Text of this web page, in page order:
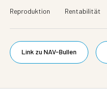
Reproduktion Rentabilität
Link zu NAV-Bullen